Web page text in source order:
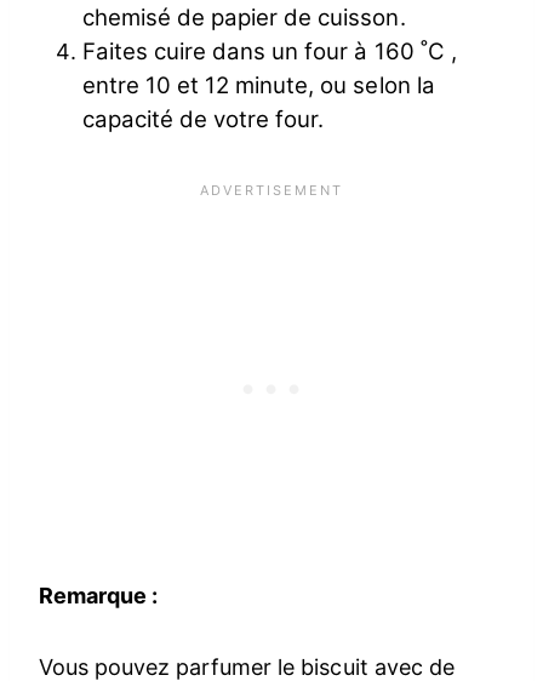
chemisé de papier de cuisson.
Faites cuire dans un four à 160 ˚C ,
entre 10 et 12 minute, ou selon la
capacité de votre four.
Remarque :
Vous pouvez parfumer le biscuit avec de